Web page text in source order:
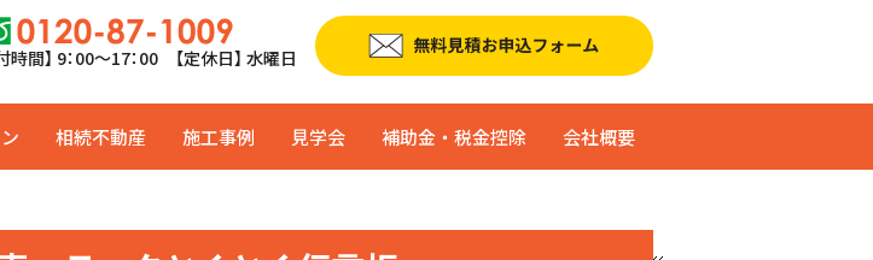
時間】 9：00〜17：00 【定休日】 水曜日
相続不動産 施工事例 見学会 補助金・税金控除 会社概要